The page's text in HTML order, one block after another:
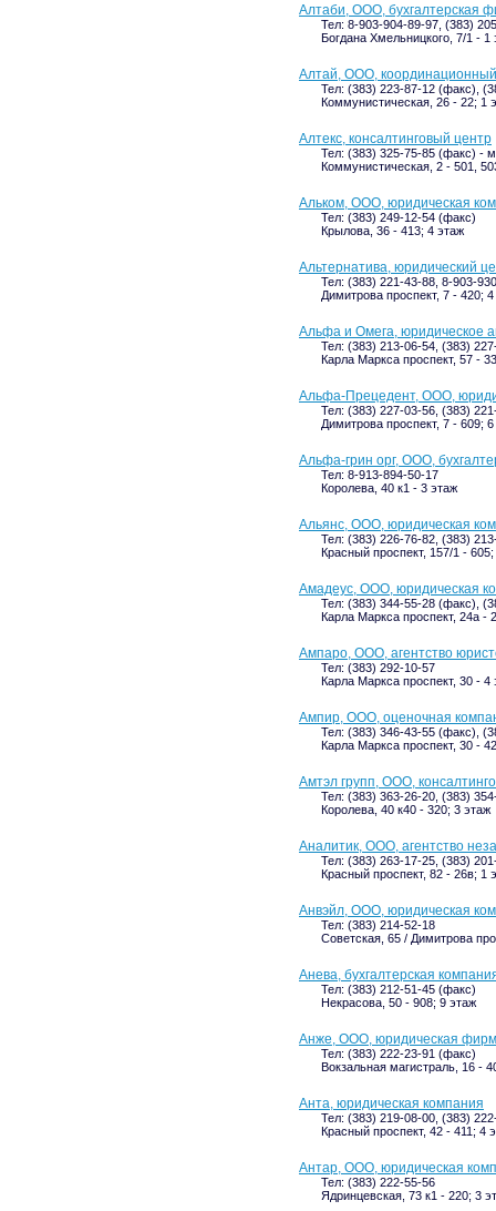
Алтаби, ООО, бухгалтерская
Тел: 8-903-904-89-97, (383)
Богдана Хмельницкого, 7/1 - 1
Алтай, ООО,
Тел: (383) 223-87-12 (факс),
Коммунистическая, 26 - 22; 1
Алтекс, консалтинговый центр
Тел: (383) 325-75-85 (факс) -
Коммунистическая, 2 - 501,
Альком, ООО, юридическая
Тел: (383) 249-12-54 (факс)
Крылова, 36 - 413; 4 этаж
Альтернатива, юридический
Тел: (383) 221-43-88, 8-903-
Димитрова проспект, 7 - 420;
Альфа и Омега, юридическое
Тел: (383) 213-06-54, (383)
Карла Маркса проспект, 57 -
Альфа-Прецедент, ООО,
Тел: (383) 227-03-56, (383)
Димитрова проспект, 7 - 609;
Альфа-грин орг, ООО,
Тел: 8-913-894-50-17
Королева, 40 к1 - 3 этаж
Альянс, ООО, юридическая
Тел: (383) 226-76-82, (383)
Красный проспект, 157/1 -
Амадеус, ООО, юридическая
Тел: (383) 344-55-28 (факс),
Карла Маркса проспект, 24а -
Ампаро, ООО, агентство
Тел: (383) 292-10-57
Карла Маркса проспект, 30 - 4
Ампир, ООО, оценочная
Тел: (383) 346-43-55 (факс),
Карла Маркса проспект, 30 -
Амтэл групп, ООО,
Тел: (383) 363-26-20, (383)
Королева, 40 к40 - 320; 3 этаж
Аналитик, ООО, агентство
Тел: (383) 263-17-25, (383)
Красный проспект, 82 - 26в; 1
Анвэйл, ООО, юридическая
Тел: (383) 214-52-18
Советская, 65 / Димитрова
Анева, бухгалтерская
Тел: (383) 212-51-45 (факс)
Некрасова, 50 - 908; 9 этаж
Анже, ООО, юридическая
Тел: (383) 222-23-91 (факс)
Вокзальная магистраль, 16 -
Анта, юридическая компания
Тел: (383) 219-08-00, (383)
Красный проспект, 42 - 411; 4
Антар, ООО, юридическая
Тел: (383) 222-55-56
Ядринцевская, 73 к1 - 220; 3